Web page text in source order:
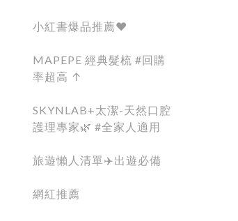
小紅書爆品推薦❤️
MAPEPE 經典髮梳 #回購
率超高 ↑
SKYNLAB+太潔-天然口腔
護理專家🌿 #全家人適用
旅遊懶人清單✈️出遊必備
網紅推薦